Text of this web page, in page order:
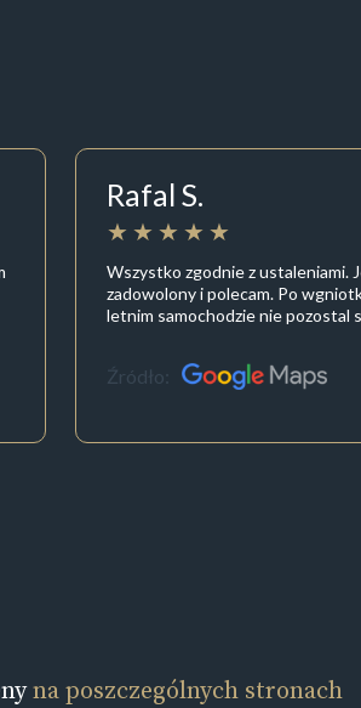
Rafal S.
Wszystko zgodnie z ustaleniami.
zadowolony i polecam. Po
letnim samochodzie nie pozostal
Źródło:
na poszczególnych stronach